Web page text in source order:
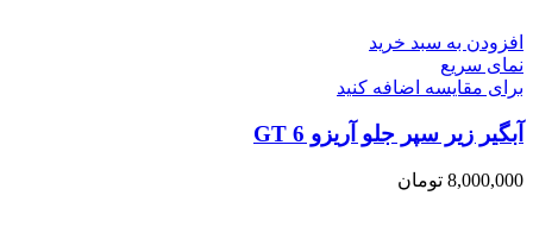
افزودن به سبد خرید
نمای سریع
برای مقایسه اضافه کنید
آبگیر زیر سپر جلو آریزو 6 GT
8,000,000 تومان